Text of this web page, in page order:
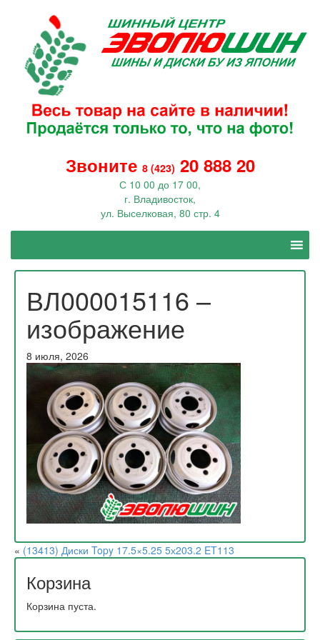
Звоните 8 (423) 20 888 20
С 10 00 до 17 00,
г. Владивосток,
ул. Выселковая, 80 стр. 4
ВЛ000015116 –
изображение
8 июля, 2026
« (13413) Диски Topy 17.5×5.25 5х203.2 ET113
Корзина
Корзина пуста.